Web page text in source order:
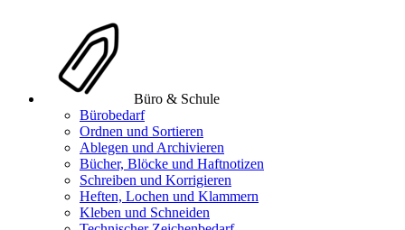
Büro & Schule
Bürobedarf
Ordnen und Sortieren
Ablegen und Archivieren
Bücher, Blöcke und Haftnotizen
Schreiben und Korrigieren
Heften, Lochen und Klammern
Kleben und Schneiden